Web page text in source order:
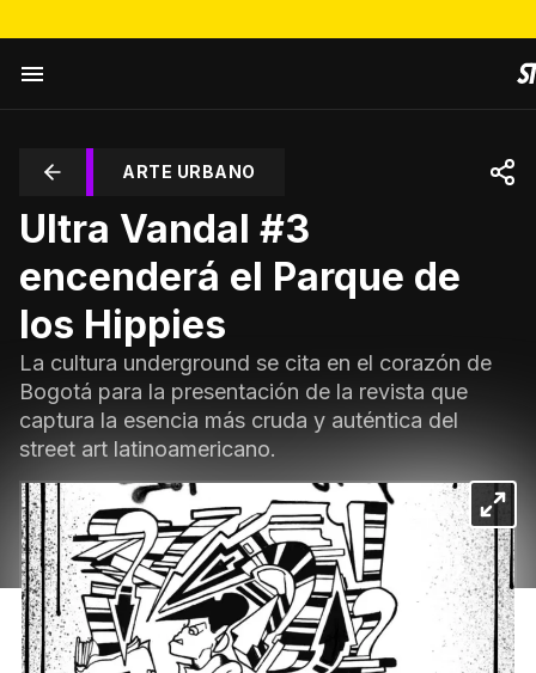
ARTE URBANO
Ultra Vandal #3
encenderá el Parque de
los Hippies
La cultura underground se cita en el corazón de
Bogotá para la presentación de la revista que
captura la esencia más cruda y auténtica del
street art latinoamericano.